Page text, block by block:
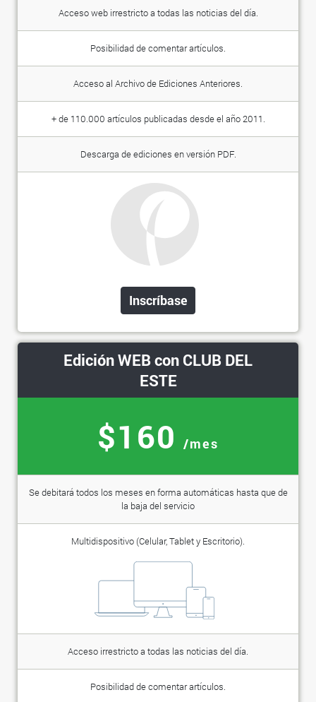
Acceso web irrestricto a todas las noticias del día.
Posibilidad de comentar artículos.
Acceso al Archivo de Ediciones Anteriores.
+ de 110.000 artículos publicadas desde el año 2011.
Descarga de ediciones en versión PDF.
Inscríbase
Edición WEB con CLUB DEL
ESTE
$160 /mes
Se debitará todos los meses en forma automáticas hasta que de
la baja del servicio
Multidispositivo (Celular, Tablet y Escritorio).
Acceso irrestricto a todas las noticias del día.
Posibilidad de comentar artículos.